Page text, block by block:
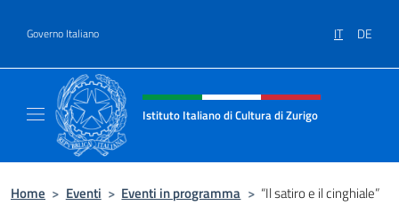
Governo Italiano IT DE
Intestazione sito, social e menù
Istituto Italiano di Cultura di Zurigo
Home > Eventi > Eventi in programma > “Il satiro e il cinghiale”